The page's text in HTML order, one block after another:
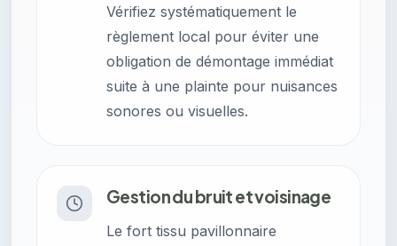
Vérifiez systématiquement le
règlement local pour éviter une
obligation de démontage immédiat
suite à une plainte pour nuisances
sonores ou visuelles.
Gestion du bruit et voisinage
Le fort tissu pavillonnaire